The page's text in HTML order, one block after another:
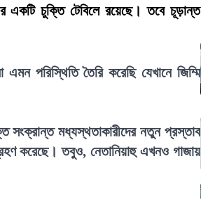
একটি চুক্তি টেবিলে রয়েছে। তবে চূড়ান্ত
এমন পরিস্থিতি তৈরি করেছি যেখানে জিম্মি
সংক্রান্ত মধ্যস্থতাকারীদের নতুন প্রস্তাব
করেছে। তবুও, নেতানিয়াহু এখনও গাজায়